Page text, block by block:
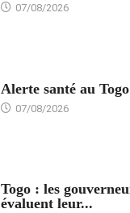
07/08/2026
Alerte santé au Togo
07/08/2026
Togo : les
évaluent leur...